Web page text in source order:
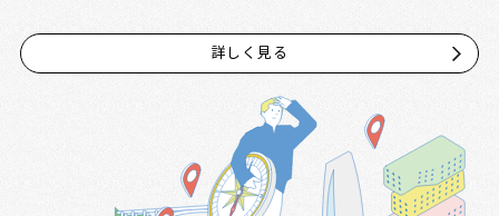
詳しく見る